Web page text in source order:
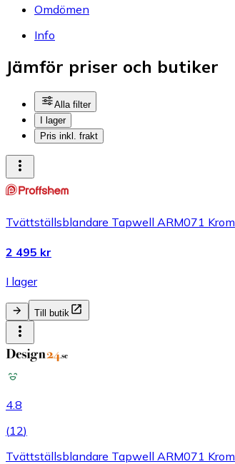
Omdömen
Info
Jämför priser och butiker
Alla filter
I lager
Pris inkl. frakt
Tvättställsblandare Tapwell ARM071 Krom
2 495 kr
I lager
Till butik
4.8
(12)
Tvättställsblandare Tapwell ARM071 Krom